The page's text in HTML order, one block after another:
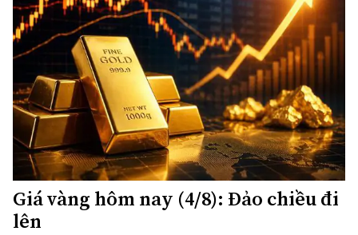
Giá vàng hôm nay (4/8): Đảo chiều đi
lên